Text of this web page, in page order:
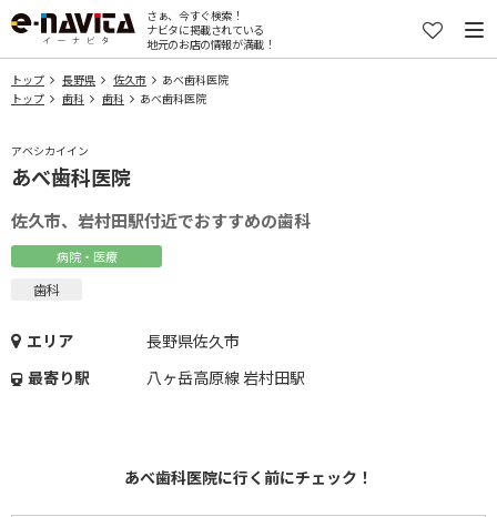
さぁ、今すぐ検索！
ナビタに掲載されている
地元のお店の情報が満載！
トップ 長野県 佐久市
あべ歯科医院
トップ
歯科 歯科 あべ歯科医院
アベシカイイン
あべ歯科医院
佐久市、岩村田駅付近でおすすめの歯科
病院・医療
歯科
エリア
長野県佐久市
最寄り駅
八ヶ岳高原線 岩村田駅
あべ歯科医院に行く前にチェック！